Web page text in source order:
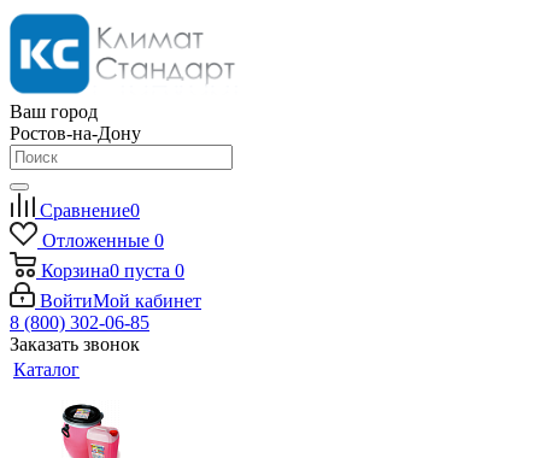
Ваш город
Ростов-на-Дону
Сравнение0
Отложенные 0
Корзина0 пуста 0
ВойтиМой кабинет
8 (800) 302-06-85
Заказать звонок
Каталог